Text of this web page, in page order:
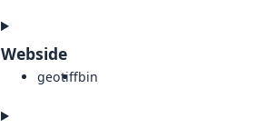
Webside
geotiffbin